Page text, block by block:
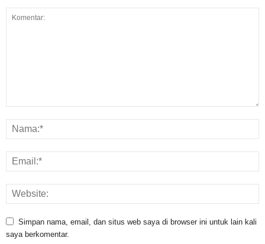
Simpan nama, email, dan situs web saya di browser ini untuk lain kali
saya berkomentar.